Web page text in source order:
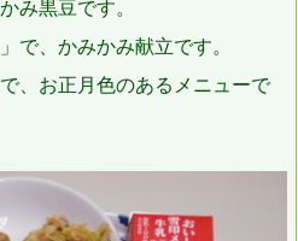
み黒豆です。
で、かみかみ献立です。
、お正月色のあるメニューで